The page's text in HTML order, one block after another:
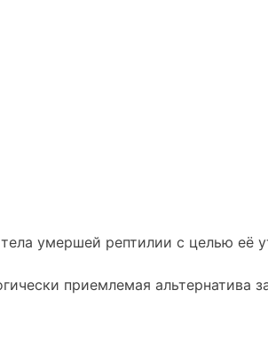
умершей рептилии с целью её
приемлемая